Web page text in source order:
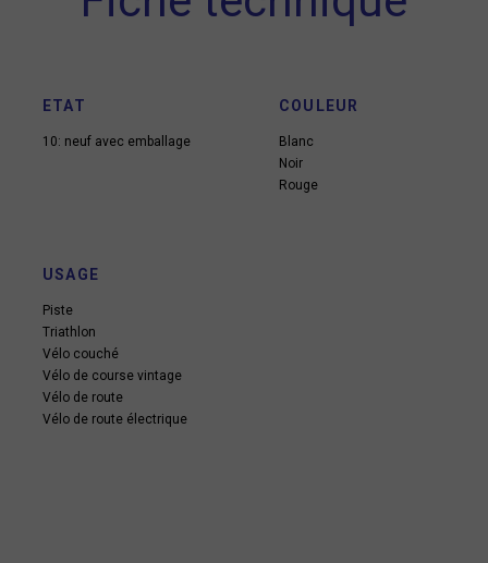
ETAT
10: neuf avec emballage
COULEUR
Blanc
Noir
Rouge
USAGE
Piste
Triathlon
Vélo couché
Vélo de course vintage
Vélo de route
Vélo de route électrique